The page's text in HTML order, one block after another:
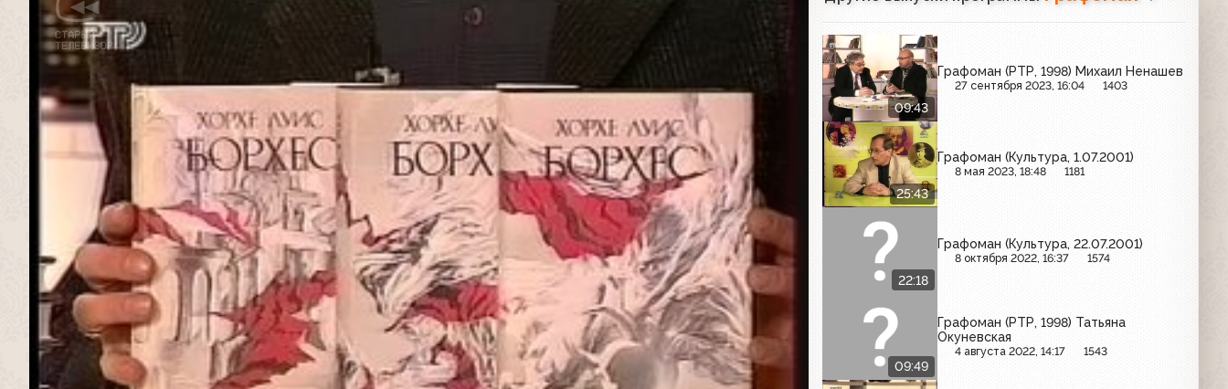
09:43
Графоман (РТР, 1998) Михаил Ненашев
27 сентября 2023, 16:04 1403
25:43
Графоман (Культура, 1.07.2001)
8 мая 2023, 18:48 1181
22:18
Графоман (Культура, 22.07.2001)
8 октября 2022, 16:37 1574
09:49
Графоман (РТР, 1998) Татьяна
Окуневская
4 августа 2022, 14:17 1543